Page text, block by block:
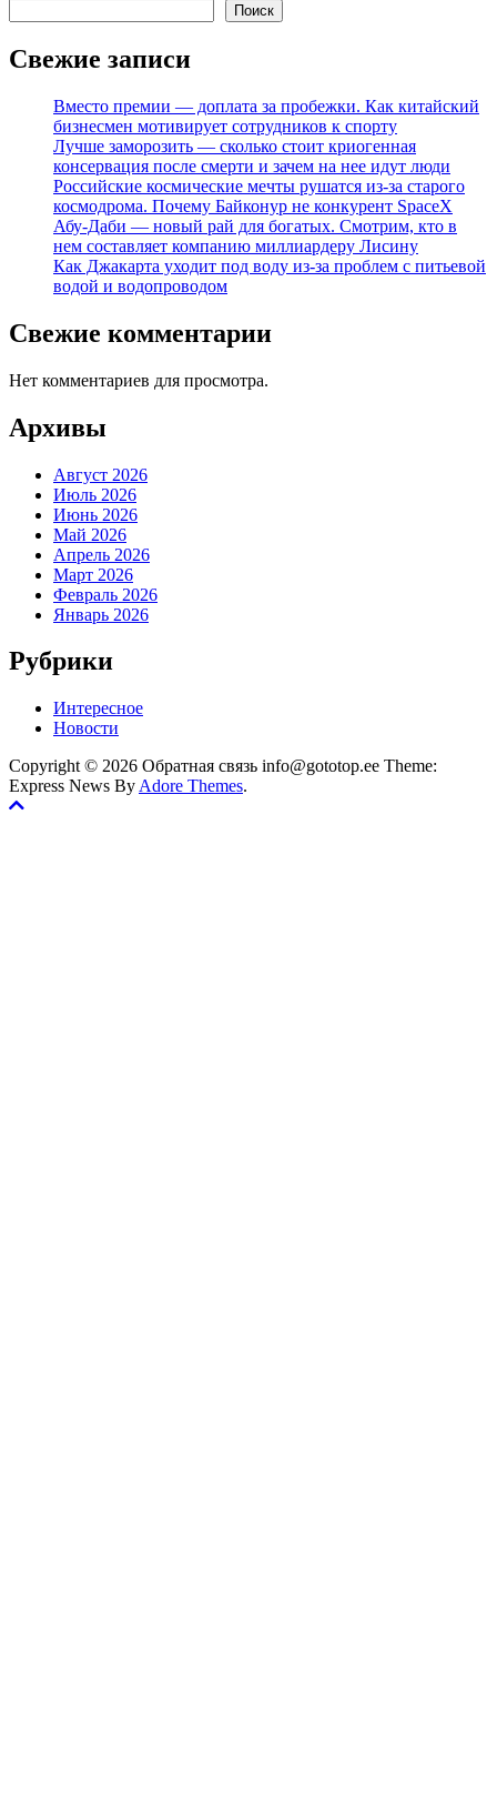
Поиск
Свежие записи
Вместо премии — доплата за пробежки. Как китайский
бизнесмен мотивирует сотрудников к спорту
Лучше заморозить — сколько стоит криогенная
консервация после смерти и зачем на нее идут люди
Российские космические мечты рушатся из-за старого
космодрома. Почему Байконур не конкурент SpaceX
Абу-Даби — новый рай для богатых. Смотрим, кто в
нем составляет компанию миллиардеру Лисину
Как Джакарта уходит под воду из-за проблем с питьевой
водой и водопроводом
Свежие комментарии
Нет комментариев для просмотра.
Архивы
Август 2026
Июль 2026
Июнь 2026
Май 2026
Апрель 2026
Март 2026
Февраль 2026
Январь 2026
Рубрики
Интересное
Новости
Copyright © 2026 Обратная связь info@gototop.ee Theme:
Express News By Adore Themes.